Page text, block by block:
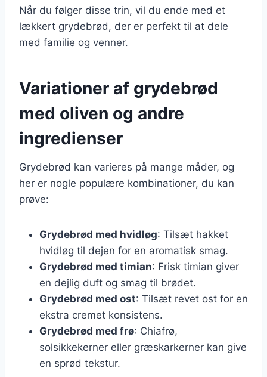
Når du følger disse trin, vil du ende med et
lækkert grydebrød, der er perfekt til at dele
med familie og venner.
Variationer af grydebrød
med oliven og andre
ingredienser
Grydebrød kan varieres på mange måder, og
her er nogle populære kombinationer, du kan
prøve:
Grydebrød med hvidløg: Tilsæt hakket
hvidløg til dejen for en aromatisk smag.
Grydebrød med timian: Frisk timian giver
en dejlig duft og smag til brødet.
Grydebrød med ost: Tilsæt revet ost for en
ekstra cremet konsistens.
Grydebrød med frø: Chiafrø,
solsikkekerner eller græskarkerner kan give
en sprød tekstur.